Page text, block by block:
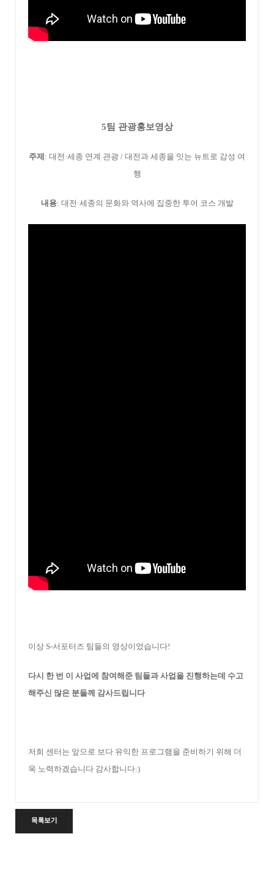
5팀 관광홍보영상
주제 : 대전·세종 연계 관광 / 대전과 세종을 잇는 뉴트로 감성 여
행
내용: 대전 ·세종의 문화와 역사에 집중한 투어 코스 개발
이상 S-서포터즈 팀들의 영상이었습니다!
다시 한 번 이 사업에 참여해준 팀들과 사업을 진행하는데 수고
해주신 많은 분들께 감사드립니다
저희 센터는 앞으로 보다 유익한 프로그램을 준비하기 위해 더
욱 노력하겠습니다 감사합니다:)
목록보기